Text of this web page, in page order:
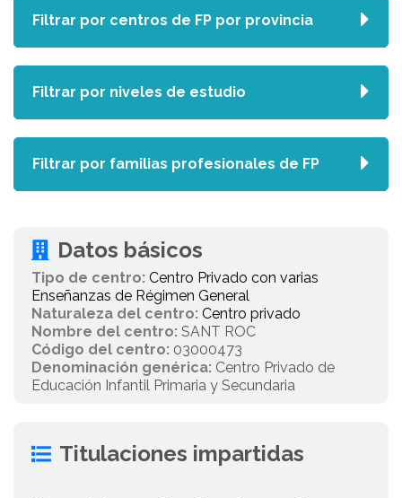
Datos básicos
Tipo de centro: Centro Privado con varias
Enseñanzas de Régimen General
Naturaleza del centro: Centro privado
Nombre del centro: SANT ROC
Código del centro: 03000473
Denominación genérica: Centro Privado de
Educación Infantil Primaria y Secundaria
Titulaciones impartidas
Filtrar por centros de FP por provincia
Filtrar por niveles de estudio
Filtrar por familias profesionales de FP